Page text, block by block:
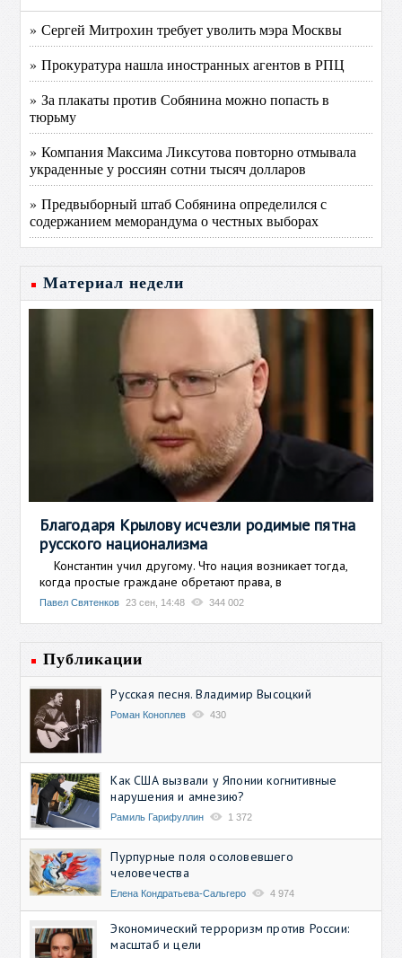
» Сергей Митрохин требует уволить мэра Москвы
» Прокуратура нашла иностранных агентов в РПЦ
» За плакаты против Собянина можно попасть в
тюрьму
» Компания Максима Ликсутова повторно отмывала
украденные у россиян сотни тысяч долларов
» Предвыборный штаб Собянина определился с
содержанием меморандума о честных выборах
Материал недели
Благодаря Крылову исчезли родимые пятна
русского национализма
Константин учил другому. Что нация возникает тогда,
когда простые граждане обретают права, в
Павел Святенков 23 сен, 14:48 344 002
Публикации
Русская песня. Владимир Высоцкий
Роман Коноплев 430
Как США вызвали у Японии когнитивные
нарушения и амнезию?
Рамиль Гарифуллин 1 372
Пурпурные поля осоловевшего
человечества
Елена Кондратьева-Сальгеро 4 974
Экономический терроризм против России:
масштаб и цели